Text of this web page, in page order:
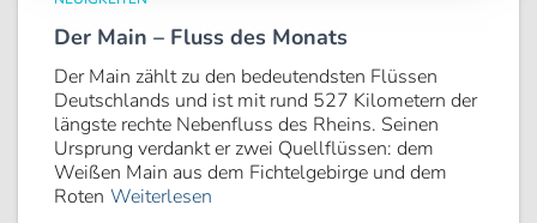
Der Main – Fluss des Monats
Der Main zählt zu den bedeutendsten Flüssen
Deutschlands und ist mit rund 527 Kilometern der
längste rechte Nebenfluss des Rheins. Seinen
Ursprung verdankt er zwei Quellflüssen: dem
Weißen Main aus dem Fichtelgebirge und dem
Roten Weiterlesen